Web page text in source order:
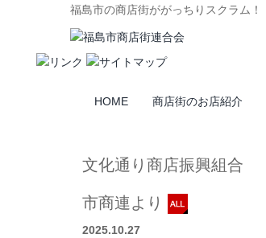
福島市の商店街ががっちりスクラム！
HOME 商店街のお店紹介
文化通り商店振興組合
市商連より
2025.10.27